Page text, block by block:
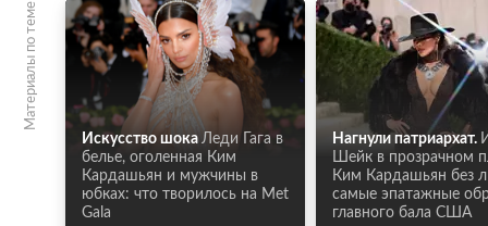
Материалы по теме
Искусство шока Леди Гага в
белье, оголенная Ким
Кардашьян и мужчины в
юбках: что творилось на Met
Gala
Нагнули патриархат.
Шейк в прозрачном
Ким Кардашьян без
самые эпатажные
главного бала США